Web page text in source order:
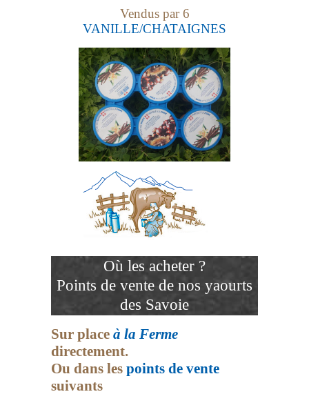
Vendus par 6
VANILLE/CHATAIGNES
Où les acheter ?
Points de vente de nos yaourts
des Savoie
Sur place à la Ferme
directement.
Ou dans les points de vente
suivants